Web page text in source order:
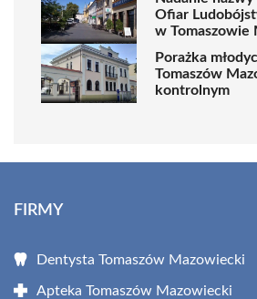
Ofiar
w Tomaszowie
Porażka
Tomaszów
kontrolnym
FIRMY
Dentysta Tomaszów Mazowiecki
Apteka Tomaszów Mazowiecki